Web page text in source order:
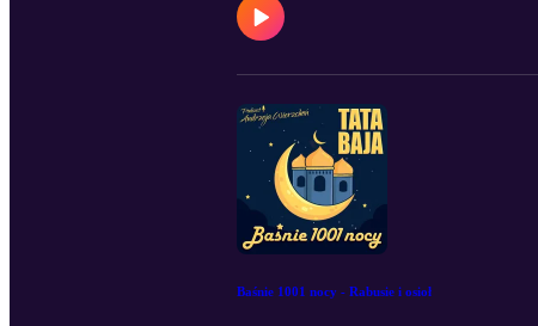
Baśnie 1001 nocy - Rabusie i osioł